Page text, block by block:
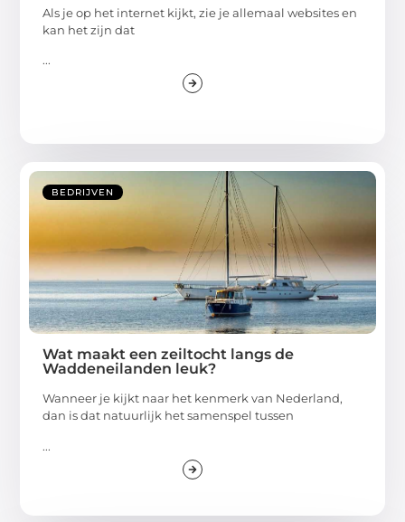
Als je op het internet kijkt, zie je allemaal websites en
kan het zijn dat
...
BEDRIJVEN
Wat maakt een zeiltocht langs de
Waddeneilanden leuk?
Wanneer je kijkt naar het kenmerk van Nederland,
dan is dat natuurlijk het samenspel tussen
...